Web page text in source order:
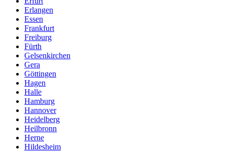
Erlangen
Essen
Frankfurt
Freiburg
Fürth
Gelsenkirchen
Gera
Göttingen
Hagen
Halle
Hamburg
Hannover
Heidelberg
Heilbronn
Herne
Hildesheim